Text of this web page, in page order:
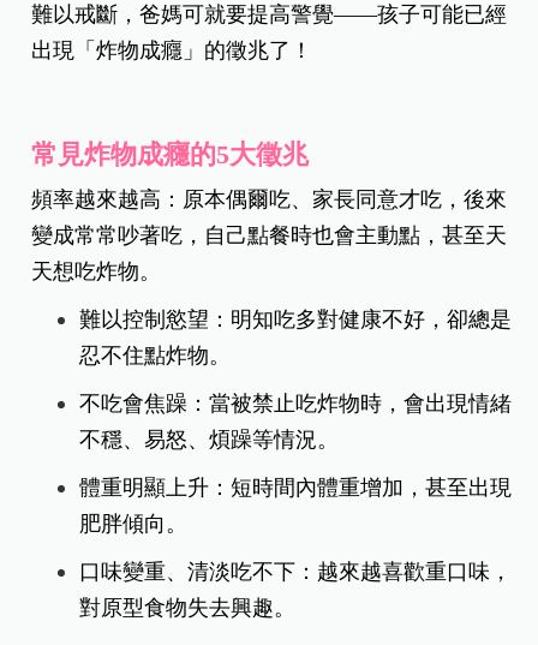
難以戒斷，爸媽可就要提高警覺——孩子可能已經
出現「炸物成癮」的徵兆了！
常見炸物成癮的5大徵兆
頻率越來越高：原本偶爾吃、家長同意才吃，後來
變成常常吵著吃，自己點餐時也會主動點，甚至天
天想吃炸物。
難以控制慾望：明知吃多對健康不好，卻總是
忍不住點炸物。
不吃會焦躁：當被禁止吃炸物時，會出現情緒
不穩、易怒、煩躁等情況。
體重明顯上升：短時間內體重增加，甚至出現
肥胖傾向。
口味變重、清淡吃不下：越來越喜歡重口味，
對原型食物失去興趣。